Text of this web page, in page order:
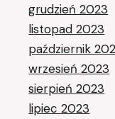
grudzień 2023
listopad 2023
październik
wrzesień 2023
sierpień 2023
lipiec 2023